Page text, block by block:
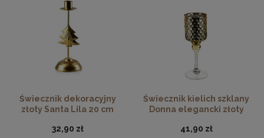
Świecznik dekoracyjny
złoty Santa Lila 20 cm
32,90 zł
Świecznik kielich szklany
Donna elegancki złoty
41,90 zł